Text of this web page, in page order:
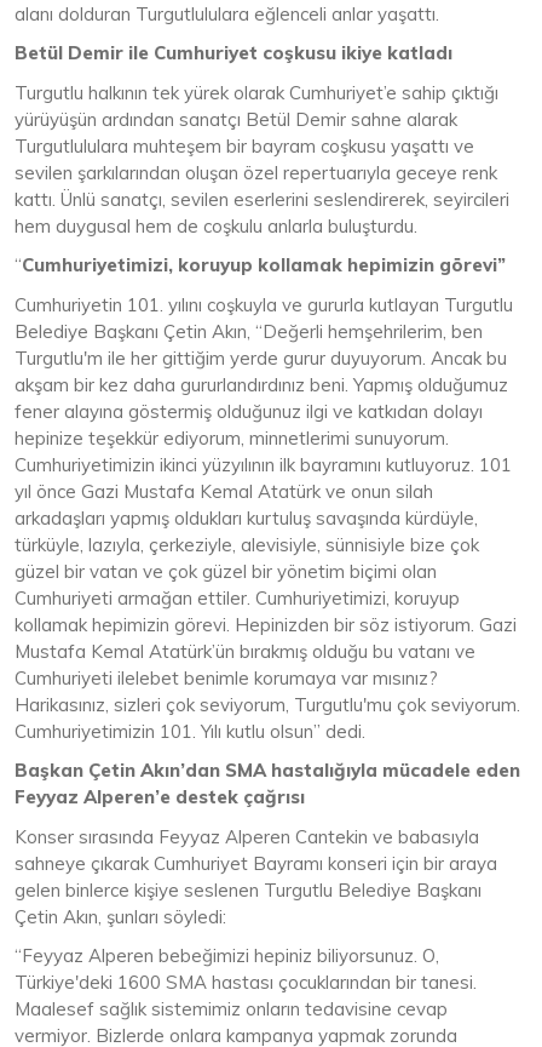
alanı dolduran Turgutlululara eğlenceli anlar yaşattı.
Betül Demir ile Cumhuriyet coşkusu ikiye katladı
Turgutlu halkının tek yürek olarak Cumhuriyet’e sahip çıktığı
yürüyüşün ardından sanatçı Betül Demir sahne alarak
Turgutlululara muhteşem bir bayram coşkusu yaşattı ve
sevilen şarkılarından oluşan özel repertuarıyla geceye renk
kattı. Ünlü sanatçı, sevilen eserlerini seslendirerek, seyircileri
hem duygusal hem de coşkulu anlarla buluşturdu.
“Cumhuriyetimizi, koruyup kollamak hepimizin görevi”
Cumhuriyetin 101. yılını coşkuyla ve gururla kutlayan Turgutlu
Belediye Başkanı Çetin Akın, “Değerli hemşehrilerim, ben
Turgutlu'm ile her gittiğim yerde gurur duyuyorum. Ancak bu
akşam bir kez daha gururlandırdınız beni. Yapmış olduğumuz
fener alayına göstermiş olduğunuz ilgi ve katkıdan dolayı
hepinize teşekkür ediyorum, minnetlerimi sunuyorum.
Cumhuriyetimizin ikinci yüzyılının ilk bayramını kutluyoruz. 101
yıl önce Gazi Mustafa Kemal Atatürk ve onun silah
arkadaşları yapmış oldukları kurtuluş savaşında kürdüyle,
türküyle, lazıyla, çerkeziyle, alevisiyle, sünnisiyle bize çok
güzel bir vatan ve çok güzel bir yönetim biçimi olan
Cumhuriyeti armağan ettiler. Cumhuriyetimizi, koruyup
kollamak hepimizin görevi. Hepinizden bir söz istiyorum. Gazi
Mustafa Kemal Atatürk’ün bırakmış olduğu bu vatanı ve
Cumhuriyeti ilelebet benimle korumaya var mısınız?
Harikasınız, sizleri çok seviyorum, Turgutlu'mu çok seviyorum.
Cumhuriyetimizin 101. Yılı kutlu olsun” dedi.
Başkan Çetin Akın’dan SMA hastalığıyla mücadele eden
Feyyaz Alperen’e destek çağrısı
Konser sırasında Feyyaz Alperen Cantekin ve babasıyla
sahneye çıkarak Cumhuriyet Bayramı konseri için bir araya
gelen binlerce kişiye seslenen Turgutlu Belediye Başkanı
Çetin Akın, şunları söyledi:
“Feyyaz Alperen bebeğimizi hepiniz biliyorsunuz. O,
Türkiye'deki 1600 SMA hastası çocuklarından bir tanesi.
Maalesef sağlık sistemimiz onların tedavisine cevap
vermiyor. Bizlerde onlara kampanya yapmak zorunda